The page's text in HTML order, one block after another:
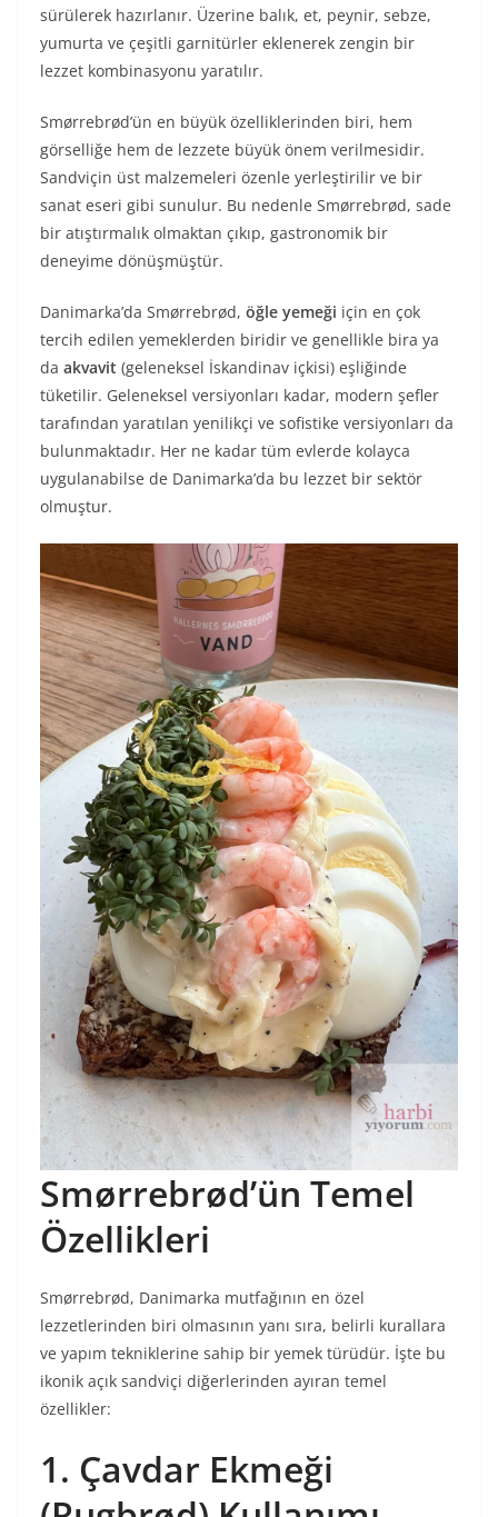
sürülerek hazırlanır. Üzerine balık, et, peynir, sebze,
yumurta ve çeşitli garnitürler eklenerek zengin bir
lezzet kombinasyonu yaratılır.
Smørrebrød’ün en büyük özelliklerinden biri, hem
görselliğe hem de lezzete büyük önem verilmesidir.
Sandviçin üst malzemeleri özenle yerleştirilir ve bir
sanat eseri gibi sunulur. Bu nedenle Smørrebrød, sade
bir atıştırmalık olmaktan çıkıp, gastronomik bir
deneyime dönüşmüştür.
Danimarka’da Smørrebrød, öğle yemeği için en çok
tercih edilen yemeklerden biridir ve genellikle bira ya
da akvavit (geleneksel İskandinav içkisi) eşliğinde
tüketilir. Geleneksel versiyonları kadar, modern şefler
tarafından yaratılan yenilikçi ve sofistike versiyonları da
bulunmaktadır. Her ne kadar tüm evlerde kolayca
uygulanabilse de Danimarka’da bu lezzet bir sektör
olmuştur.
Smørrebrød’ün Temel
Özellikleri
Smørrebrød, Danimarka mutfağının en özel
lezzetlerinden biri olmasının yanı sıra, belirli kurallara
ve yapım tekniklerine sahip bir yemek türüdür. İşte bu
ikonik açık sandviçi diğerlerinden ayıran temel
özellikler:
1. Çavdar Ekmeği